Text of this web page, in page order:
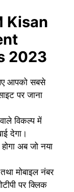
Kisan
2023
आपको सबसे
पर जाना
विकल्प में
देगा।
अब जो नया
मोबाइल नंबर
पर क्लिक